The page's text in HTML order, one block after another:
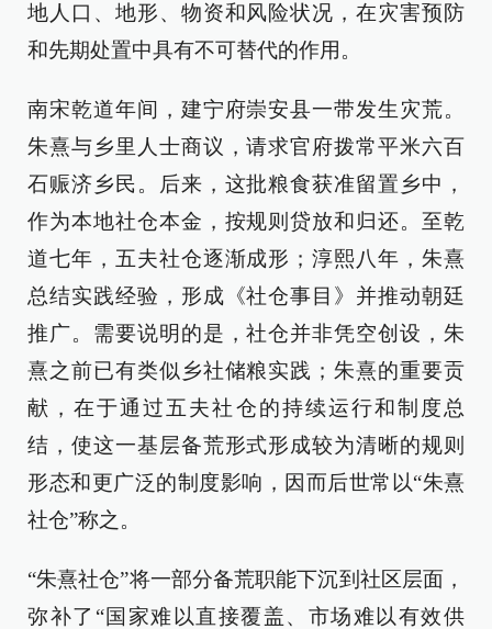
地人口、地形、物资和风险状况，在灾害预防
和先期处置中具有不可替代的作用。
南宋乾道年间，建宁府崇安县一带发生灾荒。
朱熹与乡里人士商议，请求官府拨常平米六百
石赈济乡民。后来，这批粮食获准留置乡中，
作为本地社仓本金，按规则贷放和归还。至乾
道七年，五夫社仓逐渐成形；淳熙八年，朱熹
总结实践经验，形成《社仓事目》并推动朝廷
推广。需要说明的是，社仓并非凭空创设，朱
熹之前已有类似乡社储粮实践；朱熹的重要贡
献，在于通过五夫社仓的持续运行和制度总
结，使这一基层备荒形式形成较为清晰的规则
形态和更广泛的制度影响，因而后世常以“朱熹
社仓”称之。
“朱熹社仓”将一部分备荒职能下沉到社区层面，
弥补了“国家难以直接覆盖、市场难以有效供